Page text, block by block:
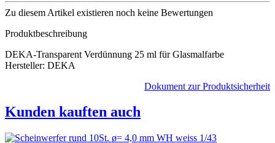
Zu diesem Artikel existieren noch keine Bewertungen
Produktbeschreibung
DEKA-Transparent Verdünnung 25 ml für Glasmalfarbe
Hersteller: DEKA
Dokument zur Produktsicherheit
Kunden kauften auch